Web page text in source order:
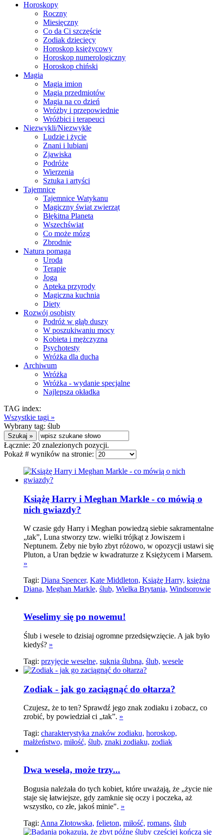
Horoskopy
Roczny
Miesięczny
Co da Ci szczęście
Zodiak dziecięcy
Horoskop księżycowy
Horoskop numerologiczny
Horoskop chiński
Magia
Magia imion
Magia przedmiotów
Magia na co dzień
Wróżby i przepowiednie
Wróżbici i terapeuci
Niezwykli/Niezwykłe
Ludzie i życie
Znani i lubiani
Zjawiska
Podróże
Wierzenia
Sztuka i artyści
Tajemnice
Tajemnice Watykanu
Magiczny świat zwierząt
Błękitna Planeta
Wszechświat
Co może mózg
Zbrodnie
Natura pomaga
Uroda
Terapie
Joga
Apteka przyrody
Magiczna kuchnia
Diety
Rozwój osobisty
Podróż w głąb duszy
W poszukiwaniu mocy
Kobieta i mężczyzna
Psychotesty
Wróżka dla ducha
Archiwum
Wróżka
Wróżka - wydanie specjalne
Najlepsza okładka
TAG index:
Wszystkie tagi »
Wybrany tag: ślub
Łącznie: 20 znalezionych pozycji.
Pokaż # wyników na stronie:
Książę Harry i Meghan Markle - co mówią o
nich gwiazdy?
W czasie gdy Harry i Meghan powiedzą siebie sakramentalne
„tak”, Luna stworzy tzw. wielki trójkąt z Jowiszem i
Neptunem. Żeby nie było zbyt różowo, w opozycji ustawi się
Pluton, a Uran będzie w kwadraturze z Księżycem i Marsem.
»
Tagi: Diana Spencer, Kate Middleton, Książę Harry, księżna
Diana, Meghan Markle, ślub, Wielka Brytania, Windsorowie
Weselimy się po nowemu!
Ślub i wesele to dzisiaj ogromne przedsięwzięcie. A jak było
kiedyś? »
Tagi: przyjęcie weselne, suknia ślubna, ślub, wesele
Zodiak - jak go zaciągnąć do ołtarza?
Czujesz, że to ten? Sprawdź jego znak zodiaku i zobacz, co
zrobić, by powiedział ci „tak”. »
Tagi: charakterystyka znaków zodiaku, horoskop,
małżeństwo, miłość, ślub, znaki zodiaku, zodiak
Dwa wesela, może trzy...
Bogusia należała do tych kobiet, które uważają, że „życie nie
staje się łatwiejsze, gdy zamknie się oczy i poczeka, aż
wszystko, co złe, jakoś minie". »
Tagi: Anna Złotowska, felieton, miłość, romans, ślub